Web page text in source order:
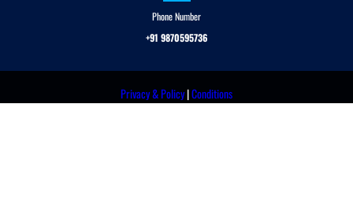
Phone Number
+91 9870595736
Privacy & Policy|Conditions